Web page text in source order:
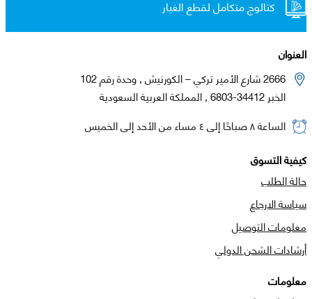
كتالوج متكامل لقطع الغيار
العنوان
2666 شارع الأمير تركي – الكورنيش , وحدة رقم 102
الخبر 34412-6803 , المملكة العربية السعودية
الساعة ٨ صباحًا إلى ٤ مساء من الأحد إلى الخميس
كيفية التسوق
حالة الطلب
سياسة الارجاع
معلومات التوصيل
أرشادات الشحن الدولي
معلومات